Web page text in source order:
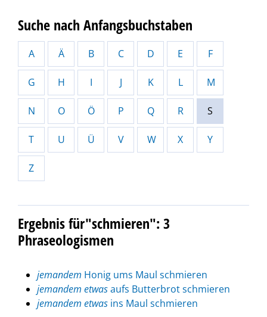
Suche nach Anfangsbuchstaben
A Ä B C D E F
G H I J K L M
N O Ö P Q R S
T U Ü V W X Y
Z
Ergebnis für"schmieren": 3
Phraseologismen
jemandem Honig ums Maul schmieren
jemandem etwasaufs Butterbrot schmieren
jemandem etwas ins Maul schmieren